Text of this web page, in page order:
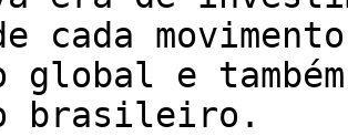
cada
global e
brasileiro.